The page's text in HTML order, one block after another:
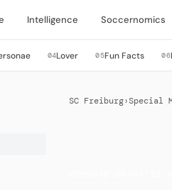
Intelligence Soccernomics
04Lover 05Fun Facts 06
SC Freiburg› Special